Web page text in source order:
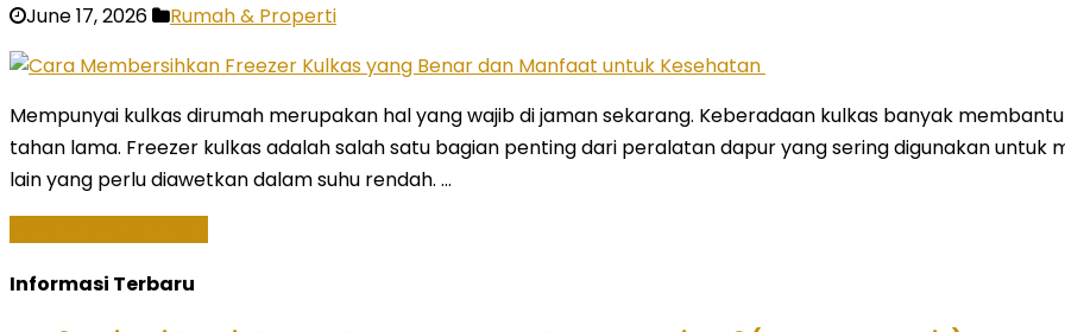
June 17, 2026 Rumah & Properti
Mempunyai kulkas dirumah merupakan hal yang wajib di jaman sekarang. Keberadaan kulkas banyak
tahan lama. Freezer kulkas adalah salah satu bagian penting dari peralatan dapur yang sering digunakan
lain yang perlu diawetkan dalam suhu rendah. …
Informasi Terbaru